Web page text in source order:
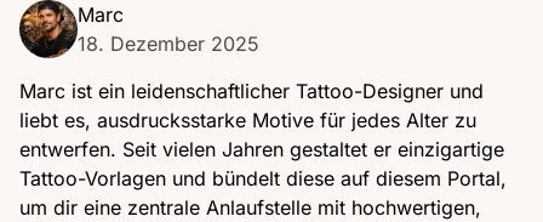
Marc
18. Dezember 2025
Marc ist ein leidenschaftlicher Tattoo-Designer und
liebt es, ausdrucksstarke Motive für jedes Alter zu
entwerfen. Seit vielen Jahren gestaltet er einzigartige
Tattoo-Vorlagen und bündelt diese auf diesem Portal,
um dir eine zentrale Anlaufstelle mit hochwertigen,